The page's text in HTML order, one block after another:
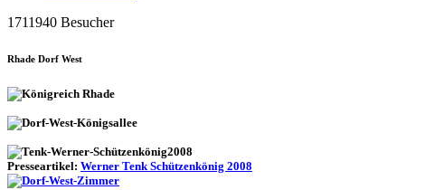
1711940 Besucher
Rhade Dorf West
Presseartikel: Werner Tenk Schützenkönig 2008